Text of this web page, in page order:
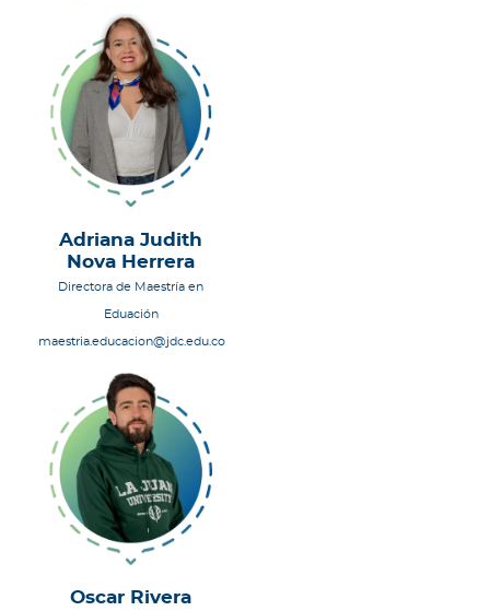
Adriana Judith
Nova Herrera
Directora de Maestría en
Eduación
maestria.educacion@jdc.edu.co
Oscar Rivera